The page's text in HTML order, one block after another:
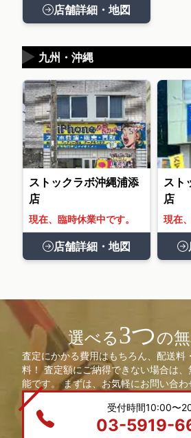
店舗詳細・地図
九州・沖縄
▶
ストックラボ沖縄浦添
店
現在、臨時休業中です。
店舗詳細・地図
スト
店
現在
選べる3つの
査定にかかる費用はもちろん、配送料
料！ 査定額にご納得できない場合は
能です。 まずは、お気軽にお問い合わ
受付時間10:00〜
03-5919-